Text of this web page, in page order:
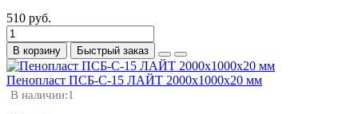
510 руб.
В корзину Быстрый заказ
Пенопласт ПСБ-С-15 ЛАЙТ 2000х1000х20 мм
В наличии:1